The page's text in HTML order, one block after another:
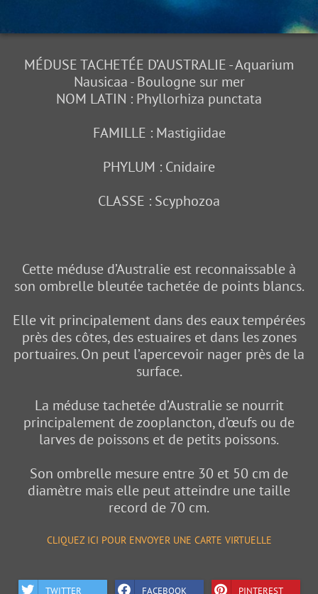
MÉDUSE TACHETÉE D’AUSTRALIE - Aquarium
Nausicaa - Boulogne sur mer
NOM LATIN : Phyllorhiza punctata
FAMILLE : Mastigiidae
PHYLUM : Cnidaire
CLASSE : Scyphozoa
Cette méduse d’Australie est reconnaissable à
son ombrelle bleutée tachetée de points blancs.
Elle vit principalement dans des eaux tempérées
près des côtes, des estuaires et dans les zones
portuaires. On peut l’apercevoir nager près de la
surface.
La méduse tachetée d’Australie se nourrit
principalement de zooplancton, d’œufs ou de
larves de poissons et de petits poissons.
Son ombrelle mesure entre 30 et 50 cm de
diamètre mais elle peut atteindre une taille
record de 70 cm.
CLIQUEZ ICI POUR ENVOYER UNE CARTE VIRTUELLE
TWITTER FACEBOOK PINTEREST